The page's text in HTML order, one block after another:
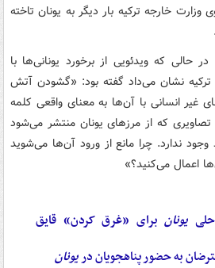
خارجه ترکیه بار دیگر به یونان تاخته
۲۱ اسفند در حالی که ویدئویی از برخورد یونانی‌ها با
ترکیه نشان می‌داد گفته بود: «گشودن آتش
غیر انسانی با آن‌ها به معنای واقعی کلمه
که از مرزهای یونان منتشر می‌شود
وجود ندارد. چرا مانع از ورود آن‌ها می‌شوید
اعمال می‌کنید؟»
یونان برای «غرق کردن» قایق
به حضور پناهجویان دریونان